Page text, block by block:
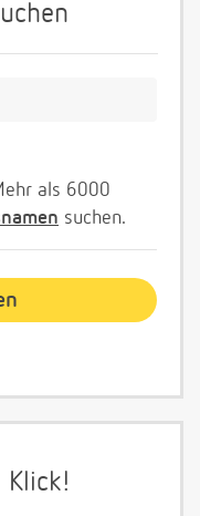
als 6000
suchen.
Klick!